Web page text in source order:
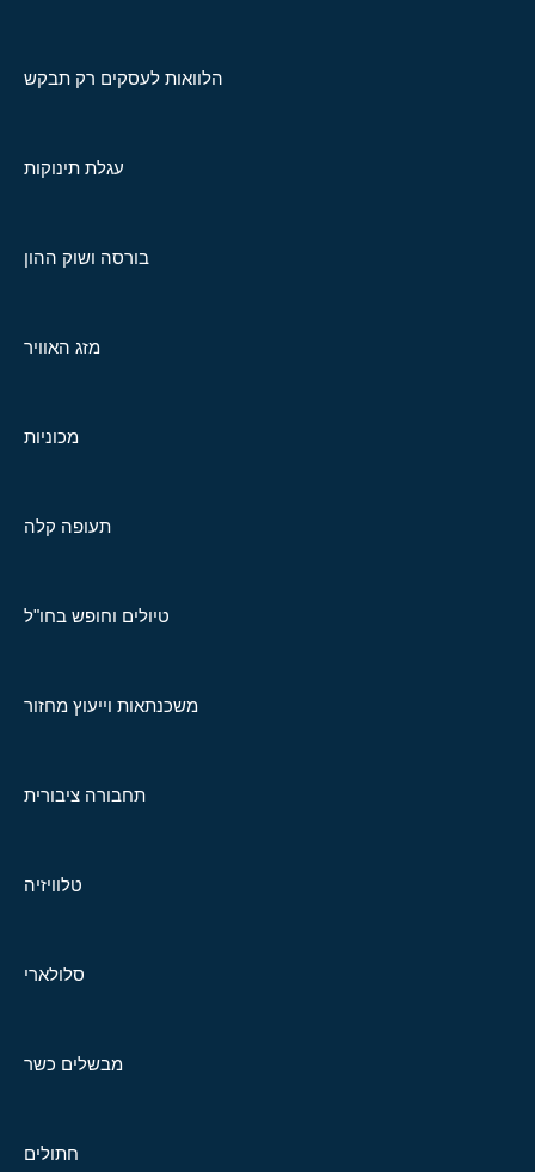
הלוואות לעסקים רק תבקש
עגלת תינוקות
בורסה ושוק ההון
מזג האוויר
מכוניות
תעופה קלה
טיולים וחופש בחו"ל
משכנתאות וייעוץ מחזור
תחבורה ציבורית
טלוויזיה
סלולארי
מבשלים כשר
חתולים